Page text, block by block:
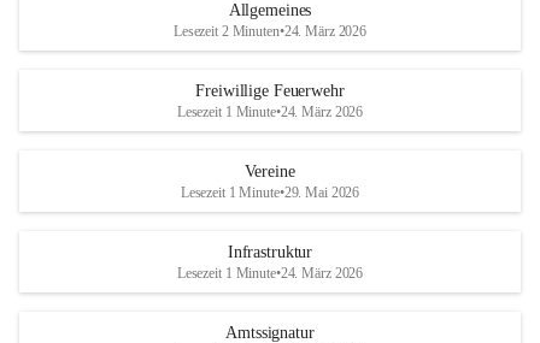
Allgemeines
Lesezeit 2 Minuten•24. März 2026
Freiwillige Feuerwehr
Lesezeit 1 Minute•24. März 2026
Vereine
Lesezeit 1 Minute•29. Mai 2026
Infrastruktur
Lesezeit 1 Minute•24. März 2026
Amtssignatur